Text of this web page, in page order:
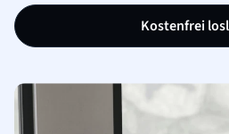
Kostenfrei